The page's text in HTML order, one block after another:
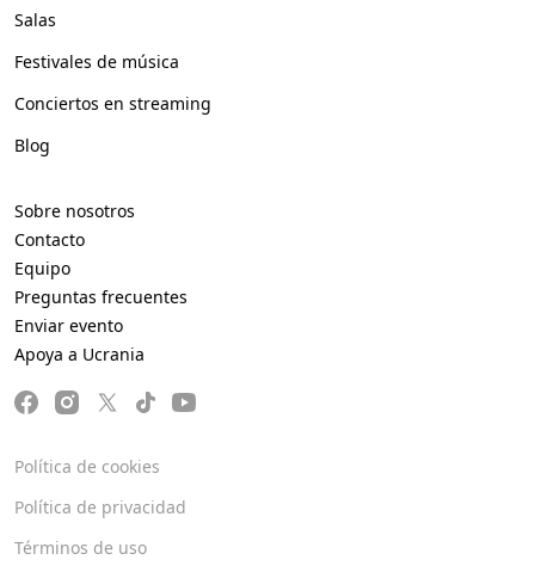
Salas
Festivales de música
Conciertos en streaming
Blog
Sobre nosotros
Contacto
Equipo
Preguntas frecuentes
Enviar evento
Apoya a Ucrania
Política de cookies
Política de privacidad
Términos de uso